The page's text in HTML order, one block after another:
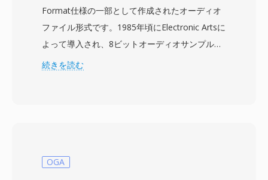
Format仕様の一部として作成されたオーディオ
ファイル形式です。1985年頃にElectronic Artsに
よって導入され、8ビットオーディオサンプルを
オプションのFibonacciデルタ圧縮で保存し、フ
テム全体でゲームのサウンドエフェクトからトラ
続きを読む
OGA